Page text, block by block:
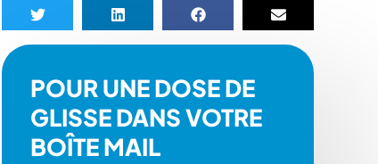
POUR UNE DOSE DE
GLISSE DANS VOTRE
BOÎTE MAIL